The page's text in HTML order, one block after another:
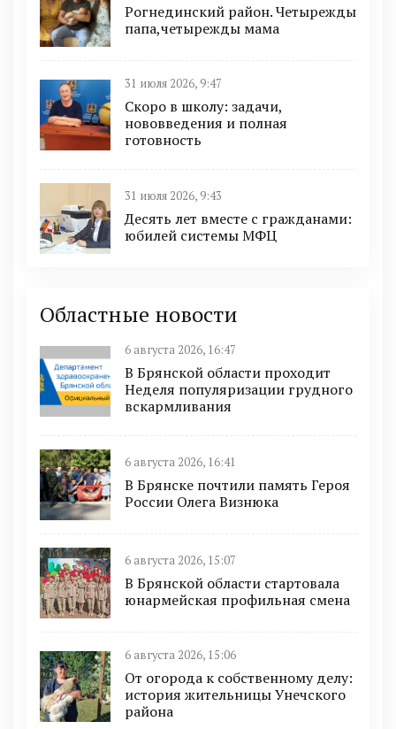
Рогнединский район. Четырежды
папа,четырежды мама
31 июля 2026, 9:47
Скоро в школу: задачи,
нововведения и полная
готовность
31 июля 2026, 9:43
Десять лет вместе с гражданами:
юбилей системы МФЦ
Областные новости
6 августа 2026, 16:47
В Брянской области проходит
Неделя популяризации грудного
вскармливания
6 августа 2026, 16:41
В Брянске почтили память Героя
России Олега Визнюка
6 августа 2026, 15:07
В Брянской области стартовала
юнармейская профильная смена
6 августа 2026, 15:06
От огорода к собственному делу:
история жительницы Унечского
района